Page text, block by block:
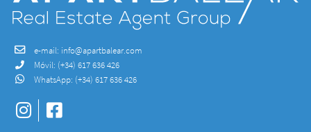
e-mail: info@apartbalear.com
Móvil: (+34) 617 636 426
WhatsApp: (+34) 617 636 426